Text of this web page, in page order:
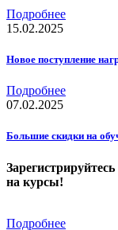
Подробнее
15.02.2025
Новое поступление
Подробнее
07.02.2025
Большие скидки на
на курсы!
Подробнее